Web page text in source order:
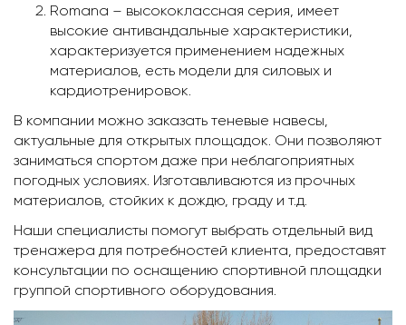
Romana – высококлассная серия, имеет
высокие антивандальные характеристики,
характеризуется применением надежных
материалов, есть модели для силовых и
кардиотренировок.
В компании можно заказать теневые навесы,
актуальные для открытых площадок. Они позволяют
заниматься спортом даже при неблагоприятных
погодных условиях. Изготавливаются из прочных
материалов, стойких к дождю, граду и т.д.
Наши специалисты помогут выбрать отдельный вид
тренажера для потребностей клиента, предоставят
консультации по оснащению спортивной площадки
группой спортивного оборудования.